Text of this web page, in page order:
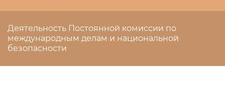
Деятельность Постоянной комиссии по
международным делам и национальной
безопасности